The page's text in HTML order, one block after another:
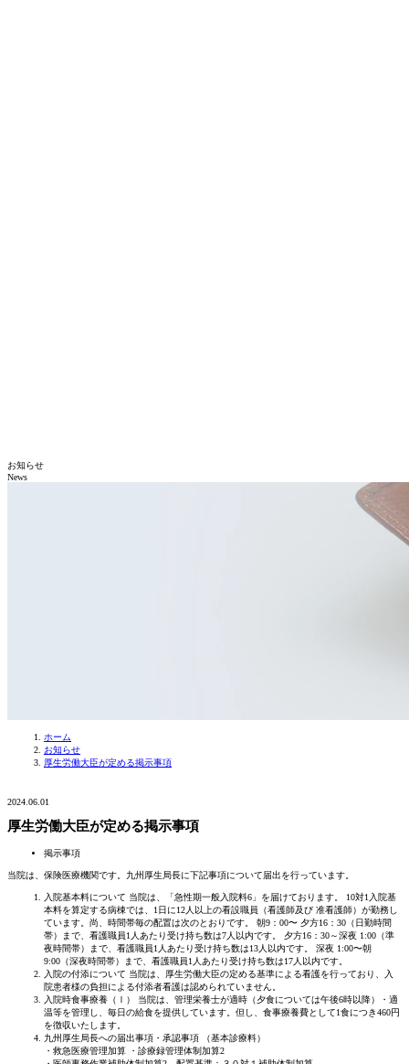
お知らせ
News
ホーム
お知らせ
厚生労働大臣が定める掲示事項
2024.06.01
厚生労働大臣が定める掲示事項
掲示事項
当院は、保険医療機関です。九州厚生局長に下記事項について届出を行っています。
入院基本料について 当院は、「急性期一般入院料6」を届けております。 10対1入院基
本料を算定する病棟では、1日に12人以上の看設職員（看護師及び 准看護師）が勤務し
ています。尚、時間帯毎の配置は次のとおりです。 朝9：00〜 夕方16：30（日勤時間
帯）まで、看護職員1人あたり受け持ち数は7人以内です。 夕方16：30～深夜 1:00（準
夜時間帯）まで、看護職員1人あたり受け持ち数は13人以内です。 深夜 1:00〜朝
9:00（深夜時間帯）まで、看護職員1人あたり受け持ち数は17人以内です。
入院の付添について 当院は、厚生労働大臣の定める基準による看護を行っており、入
院患者様の負担による付添者看護は認められていません。
入院時食事療養（Ⅰ） 当院は、管理栄養士が適時（夕食については午後6時以降）・適
温等を管理し、毎日の給食を提供しています。但し、食事療養費として1食につき460円
を徴収いたします。
九州厚生局長への届出事項・承認事項 （基本診療料）
・救急医療管理加算 ・診療録管理体制加算2